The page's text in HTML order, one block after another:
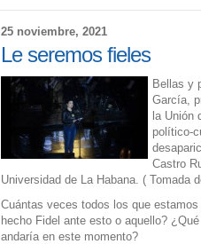
25 noviembre, 2021
Le seremos fieles
Bellas y
García,
la Unión
político-
Castro
Universidad de La Habana. ( Tomada
Cuántas veces todos los que
hecho Fidel ante esto o aquello?
andaría en este momento?